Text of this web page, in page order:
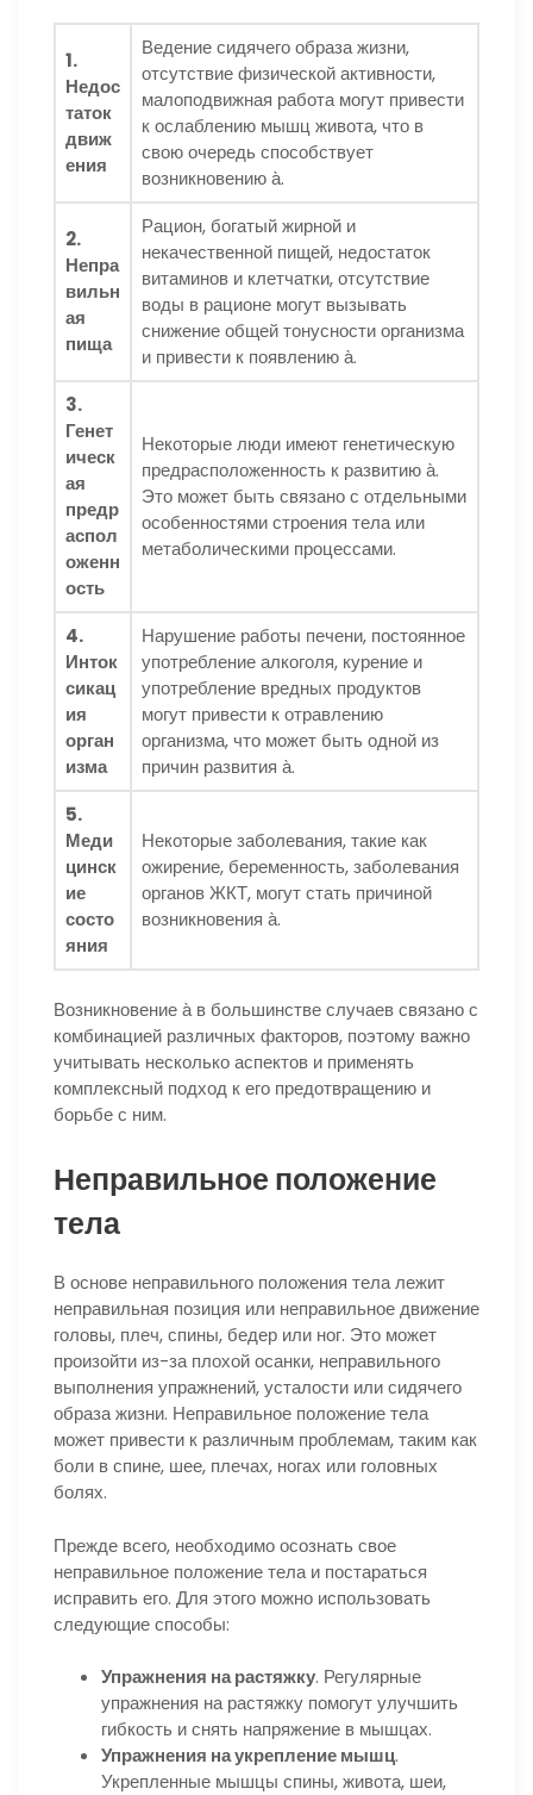
1.
Недос
таток
движ
ения
Ведение сидячего образа жизни,
отсутствие физической активности,
малоподвижная работа могут привести
к ослаблению мышц живота, что в
свою очередь способствует
возникновению а̀.
2.
Непра
вильн
ая
пища
Рацион, богатый жирной и
некачественной пищей, недостаток
витаминов и клетчатки, отсутствие
воды в рационе могут вызывать
снижение общей тонусности организма
и привести к появлению а̀.
3.
Генет
ическ
ая
предр
аспол
оженн
ость
Некоторые люди имеют генетическую
предрасположенность к развитию а̀.
Это может быть связано с отдельными
особенностями строения тела или
метаболическими процессами.
4.
Инток
сикац
ия
орган
изма
Нарушение работы печени, постоянное
употребление алкоголя, курение и
употребление вредных продуктов
могут привести к отравлению
организма, что может быть одной из
причин развития а̀.
5.
Меди
цинск
ие
состо
яния
Некоторые заболевания, такие как
ожирение, беременность, заболевания
органов ЖКТ, могут стать причиной
возникновения а̀.
Возникновение а̀ в большинстве случаев связано с
комбинацией различных факторов, поэтому важно
учитывать несколько аспектов и применять
комплексный подход к его предотвращению и
борьбе с ним.
Неправильное положение
тела
В основе неправильного положения тела лежит
неправильная позиция или неправильное движение
головы, плеч, спины, бедер или ног. Это может
произойти из-за плохой осанки, неправильного
выполнения упражнений, усталости или сидячего
образа жизни. Неправильное положение тела
может привести к различным проблемам, таким как
боли в спине, шее, плечах, ногах или головных
болях.
Прежде всего, необходимо осознать свое
неправильное положение тела и постараться
исправить его. Для этого можно использовать
следующие способы:
Упражнения на растяжку. Регулярные
упражнения на растяжку помогут улучшить
гибкость и снять напряжение в мышцах.
Упражнения на укрепление мышц.
Укрепленные мышцы спины, живота, шеи,